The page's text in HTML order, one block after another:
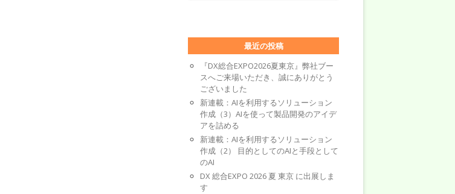
最近の投稿
『DX総合EXPO2026夏東京』弊社ブー
スへご来場いただき、誠にありがとう
ございました
新連載：AIを利用するソリューション
作成（3）AIを使って製品開発のアイデ
アを詰める
新連載：AIを利用するソリューション
作成（2） 目的としてのAIと手段として
のAI
DX 総合EXPO 2026 夏 東京 に出展しま
す